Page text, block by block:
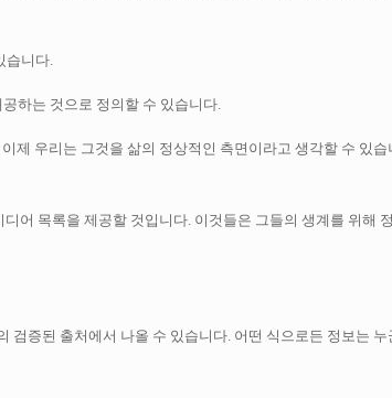
습니다.
하는 것으로 정의할 수 있습니다.
이제 우리는 그것을 삶의 정상적인 측면이라고 생각할 수 있습
어 목록을 제공할 것입니다. 이것들은 그들의 생계를 위해
검증된 출처에서 나올 수 있습니다. 어떤 식으로든 정보는